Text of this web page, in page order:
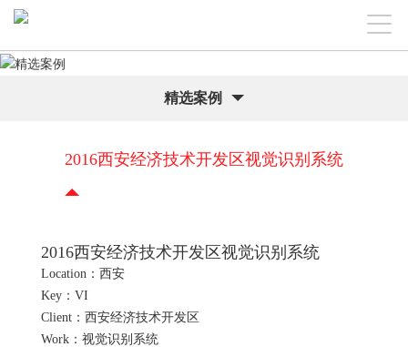
精选案例
2016西安经济技术开发区视觉识别系统
2016西安经济技术开发区视觉识别系统
Location：西安
Key：VI
Client：西安经济技术开发区
Work：视觉识别系统